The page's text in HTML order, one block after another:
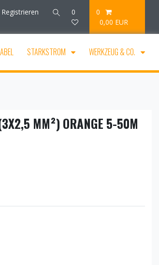
Registrieren 0
0
0,00 EUR
STARKSTROM WERKZEUG & CO.
MM²) ORANGE 5-50M